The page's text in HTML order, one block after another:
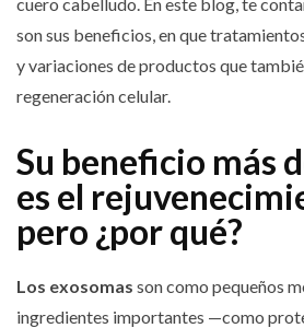
son sus beneficios, en que
y variaciones de productos que
regeneración celular.
Su beneficio más
es el
pero ¿por qué?
Los exosomas son como pequeños
ingredientes importantes —como